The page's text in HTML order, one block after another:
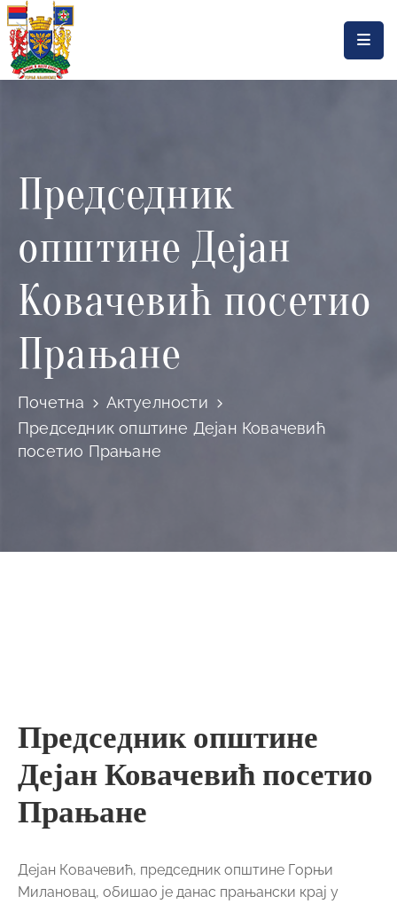
Насловна
Општинска
управа
Актуелности
Документа
Горњи
Милановац
Председник
општине Дејан
Ковачевић посетио
Прањане
Почетна
Актуелности
Председник општине Дејан Ковачевић
посетио Прањане
Председник општине
Дејан Ковачевић посетио
Прањане
Дејан Ковачевић, председник општине Горњи
Милановац, обишао је данас прањански крај у